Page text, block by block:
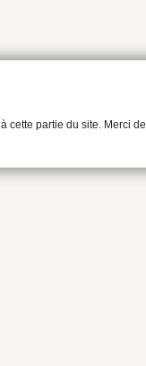
cette partie du site. Merci de